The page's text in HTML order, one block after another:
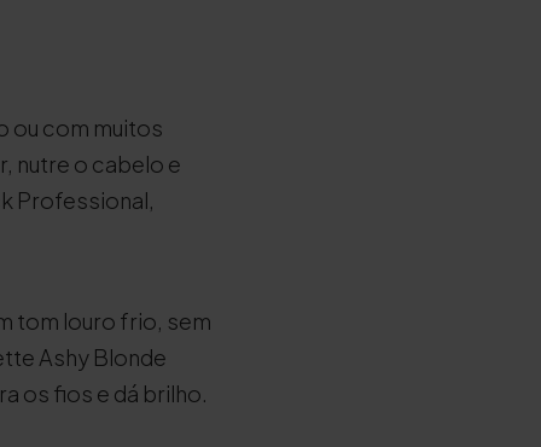
ou com muitos
nutre o cabelo e
Professional,
tom louro frio, sem
Ashy Blonde
os fios e dá brilho.